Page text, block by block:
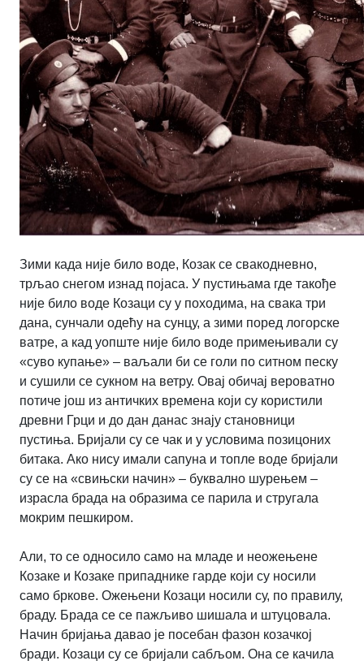
Зими када није било воде, Козак се свакодневно,
трљао снегом изнад појаса. У пустињама где такође
није било воде Козаци су у походима, на свака три
дана, сунчали одећу на сунцу, а зими поред логорске
ватре, а кад уопште није било воде примењивали су
«суво купање» – ваљали би се голи по ситном песку
и сушили се сукном на ветру. Овај обичај вероватно
потиче још из античких времена који су користили
древни Грци и до дан данас знају становници
пустиња. Бријали су се чак и у условима позицоних
битака. Ако нису имали сапуна и топле воде бријали
су се на «свињски начин» – буквално шурењем –
израсла брада на образима се парила и стругала
мокрим пешкиром.
Али, то се односило само на младе и неожењене
Козаке и Козаке припаднике гарде који су носили
само бркове. Ожењени Козаци носили су, по правилу,
браду. Брада се се пажљиво шишала и штуцовала.
Начин бријања давао је посебан фазон козачкој
бради. Козаци су се бријали сабљом. Она се качила